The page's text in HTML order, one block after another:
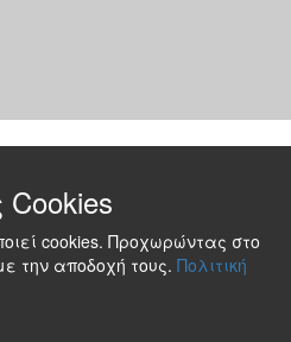
Cookies
cookies. Προχωρώντας στο
την αποδοχή τους. Πολιτική